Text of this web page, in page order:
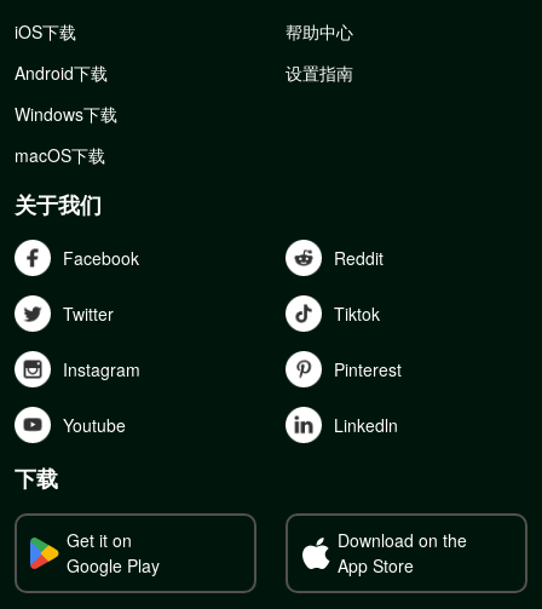
iOS下载
Android下载
Windows下载
macOS下载
帮助中心
设置指南
关于我们
Facebook Reddit
Twitter Tiktok
Instagram Pinterest
Youtube Linkedln
下载
Get it on
Google Play
Download on the
App Store